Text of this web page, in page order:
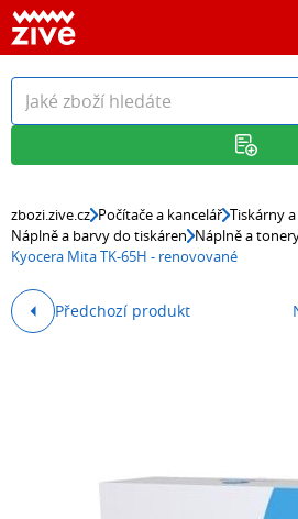
zbozi.zive.cz Počítače a kancelář Tiskárny
Náplně a barvy do tiskáren Náplně a
Kyocera Mita TK-65H - renovované
Předchozí produkt